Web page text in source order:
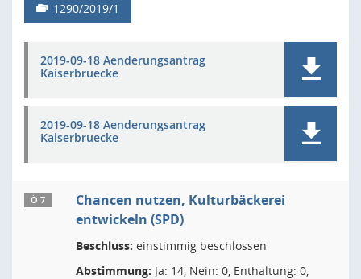
1290/2019/1
2019-09-18 Aenderungsantrag
Kaiserbruecke
2019-09-18 Aenderungsantrag
Kaiserbruecke
Ö 7
Chancen nutzen, Kulturbäckerei
entwickeln (SPD)
Beschluss: einstimmig beschlossen
Abstimmung: Ja: 14, Nein: 0, Enthaltung: 0,